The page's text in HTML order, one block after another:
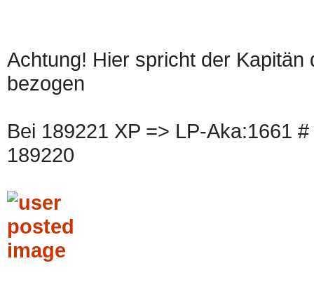
Achtung! Hier spricht der
bezogen
Bei 189221 XP => LP-Aka:1661
189220